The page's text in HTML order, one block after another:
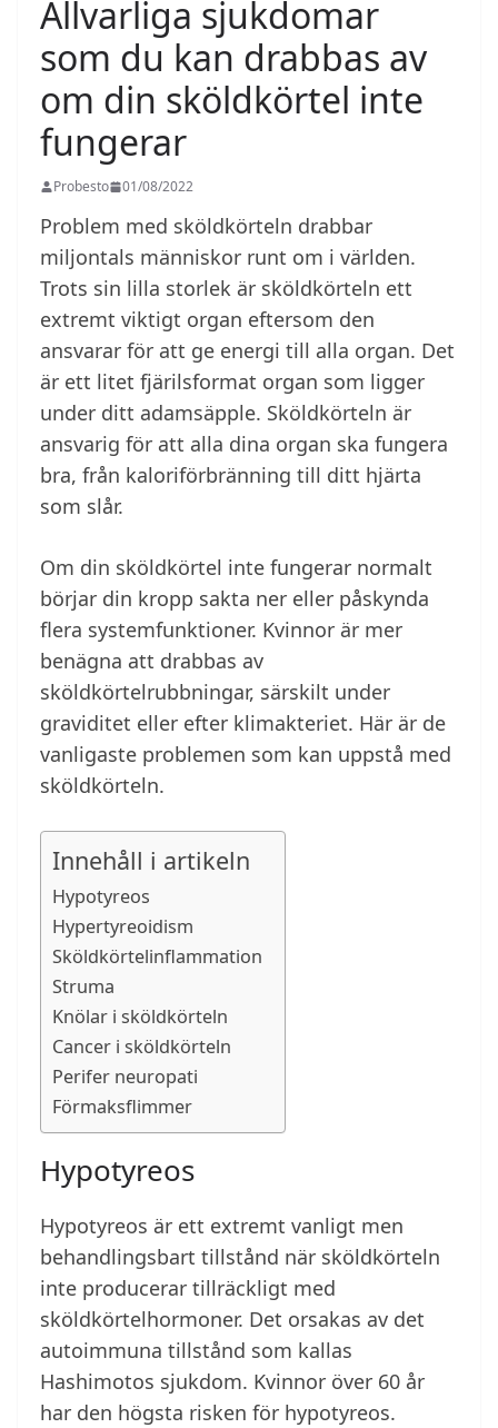
Allvarliga sjukdomar
som du kan drabbas av
om din sköldkörtel inte
fungerar
Probesto 01/08/2022
Problem med sköldkörteln drabbar
miljontals människor runt om i världen.
Trots sin lilla storlek är sköldkörteln ett
extremt viktigt organ eftersom den
ansvarar för att ge energi till alla organ. Det
är ett litet fjärilsformat organ som ligger
under ditt adamsäpple. Sköldkörteln är
ansvarig för att alla dina organ ska fungera
bra, från kaloriförbränning till ditt hjärta
som slår.
Om din sköldkörtel inte fungerar normalt
börjar din kropp sakta ner eller påskynda
flera systemfunktioner. Kvinnor är mer
benägna att drabbas av
sköldkörtelrubbningar, särskilt under
graviditet eller efter klimakteriet. Här är de
vanligaste problemen som kan uppstå med
sköldkörteln.
Innehåll i artikeln
Hypotyreos
Hypertyreoidism
Sköldkörtelinflammation
Struma
Knölar i sköldkörteln
Cancer i sköldkörteln
Perifer neuropati
Förmaksflimmer
Hypotyreos
Hypotyreos är ett extremt vanligt men
behandlingsbart tillstånd när sköldkörteln
inte producerar tillräckligt med
sköldkörtelhormoner. Det orsakas av det
autoimmuna tillstånd som kallas
Hashimotos sjukdom. Kvinnor över 60 år
har den högsta risken för hypotyreos.